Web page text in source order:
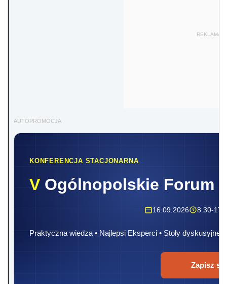
REKLAMA
AUTOPROMOCJA
KONFERENCJA STACJONARNA
V Ogólnopolskie Forum
16.09.2026 8:30-
Praktyczna wiedza • Najlepsi Eksperci • Stoły dyskusyjne
Zapisz się